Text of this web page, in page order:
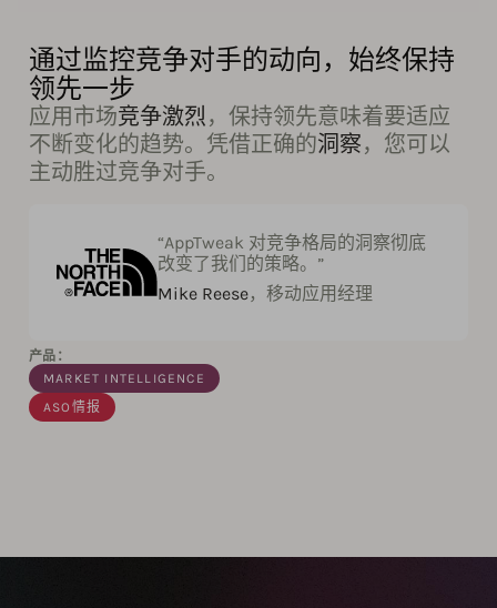
通过监控竞争对手的动向，始终保持
领先一步
应用市场竞争激烈，保持领先意味着要适应
不断变化的趋势。凭借正确的洞察，您可以
主动胜过竞争对手。
“AppTweak 对竞争格局的洞察彻底
改变了我们的策略。”
Mike Reese，移动应用经理
产品：
MARKET INTELLIGENCE
ASO情报